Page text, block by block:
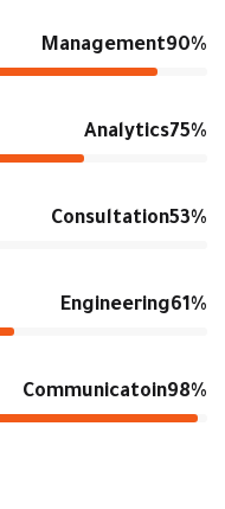
Management90%
Analytics75%
Consultation53%
Engineering61%
Communicatoin98%